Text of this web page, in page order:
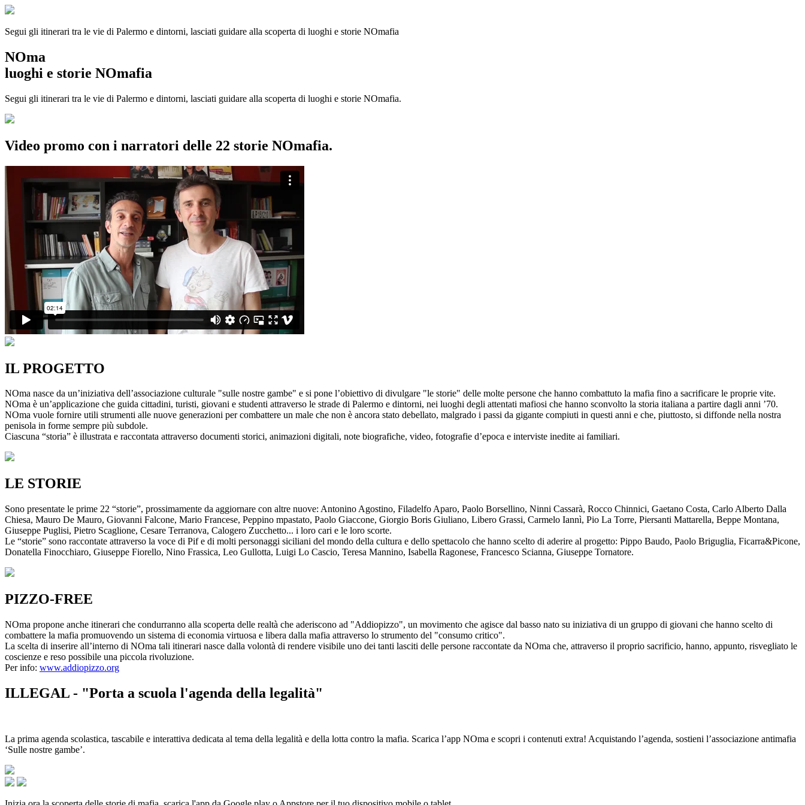
Segui gli itinerari tra le vie di Palermo e dintorni, lasciati guidare alla scoperta di luoghi e storie NOmafia
NOma
luoghi e storie NOmafia
Segui gli itinerari tra le vie di Palermo e dintorni, lasciati guidare alla scoperta di luoghi e storie NOmafia.
Video promo con i narratori delle 22 storie NOmafia.
IL PROGETTO
NOma nasce da un’iniziativa dell’associazione culturale "sulle nostre gambe" e si pone l’obiettivo di divulgare "le storie" delle molte persone che hanno combattuto la mafia fino a sacrificare le proprie vite.
NOma è un’applicazione che guida cittadini, turisti, giovani e studenti attraverso le strade di Palermo e dintorni, nei luoghi degli attentati mafiosi che hanno sconvolto la storia italiana a partire dagli anni ’70.
NOma vuole fornire utili strumenti alle nuove generazioni per combattere un male che non è ancora stato debellato, malgrado i passi da gigante compiuti in questi anni e che, piuttosto, si diffonde nella nostra
penisola in forme sempre più subdole.
Ciascuna “storia” è illustrata e raccontata attraverso documenti storici, animazioni digitali, note biografiche, video, fotografie d’epoca e interviste inedite ai familiari.
LE STORIE
Sono presentate le prime 22 “storie”, prossimamente da aggiornare con altre nuove: Antonino Agostino, Filadelfo Aparo, Paolo Borsellino, Ninni Cassarà, Rocco Chinnici, Gaetano Costa, Carlo Alberto Dalla
Chiesa, Mauro De Mauro, Giovanni Falcone, Mario Francese, Peppino mpastato, Paolo Giaccone, Giorgio Boris Giuliano, Libero Grassi, Carmelo Iannì, Pio La Torre, Piersanti Mattarella, Beppe Montana,
Giuseppe Puglisi, Pietro Scaglione, Cesare Terranova, Calogero Zucchetto... i loro cari e le loro scorte.
Le “storie” sono raccontate attraverso la voce di Pif e di molti personaggi siciliani del mondo della cultura e dello spettacolo che hanno scelto di aderire al progetto: Pippo Baudo, Paolo Briguglia, Ficarra&Picone,
Donatella Finocchiaro, Giuseppe Fiorello, Nino Frassica, Leo Gullotta, Luigi Lo Cascio, Teresa Mannino, Isabella Ragonese, Francesco Scianna, Giuseppe Tornatore.
PIZZO-FREE
NOma propone anche itinerari che condurranno alla scoperta delle realtà che aderiscono ad "Addiopizzo", un movimento che agisce dal basso nato su iniziativa di un gruppo di giovani che hanno scelto di
combattere la mafia promuovendo un sistema di economia virtuosa e libera dalla mafia attraverso lo strumento del "consumo critico".
La scelta di inserire all’interno di NOma tali itinerari nasce dalla volontà di rendere visibile uno dei tanti lasciti delle persone raccontate da NOma che, attraverso il proprio sacrificio, hanno, appunto, risvegliato le
coscienze e reso possibile una piccola rivoluzione.
Per info: www.addiopizzo.org
ILLEGAL - "Porta a scuola l'agenda della legalità"
La prima agenda scolastica, tascabile e interattiva dedicata al tema della legalità e della lotta contro la mafia. Scarica l’app NOma e scopri i contenuti extra! Acquistando l’agenda, sostieni l’associazione antimafia
‘Sulle nostre gambe’.